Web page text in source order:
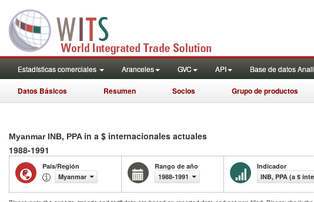
Estadísticas comerciales Aranceles GVC API Base de datos
Datos Básicos Resumen Socios Grupo de productos
Myanmar INB, PPA in a $ internacionales actuales
1988-1991
País/Región
Myanmar
Rango de año
1988-1991
Indicador
INB, PPA (a $